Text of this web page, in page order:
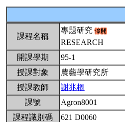
課程名稱
專題研究
RESEARCH
開課學期
95-1
授課對象
農藝學研究所
授課教師
謝兆樞
課號
Agron8001
課程識別碼
621 D0060